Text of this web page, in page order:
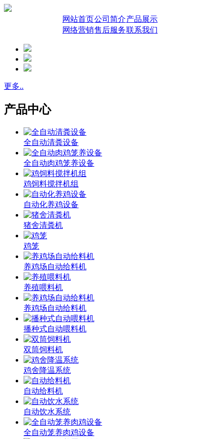
网站首页公司简介产品展示
网络营销售后服务联系我们
更多..
产品中心
全自动清粪设备
全自动肉鸡笼养设备
鸡饲料搅拌机组
自动化养鸡设备
猪舍清粪机
鸡笼
养鸡场自动给料机
养殖喂料机
养鸡场自动给料机
播种式自动喂料机
双筒饲料机
鸡舍降温系统
自动给料机
自动饮水系统
全自动笼养肉鸡设备